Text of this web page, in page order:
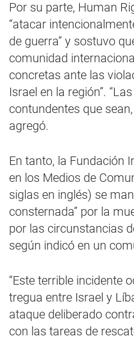
Por su parte, Human
“atacar
de guerra” y sostuvo
comunidad
concretas ante las
Israel en la región”.
contundentes que
agregó.
En tanto, la Fundación
en los Medios de
siglas en inglés) se
consternada” por la
por las circunstancias
según indicó en un
“Este terrible incidente
tregua entre Israel y
ataque deliberado
con las tareas de